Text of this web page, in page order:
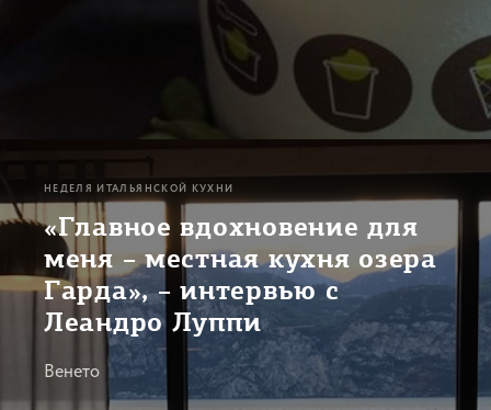
НЕДЕЛЯ ИТАЛЬЯНСКОЙ КУХНИ
«Главное вдохновение для
меня – местная кухня озера
Гарда», – интервью с
Леандро Луппи
Венето